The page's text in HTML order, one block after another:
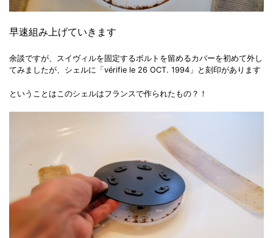
早速組み上げていきます
余談ですが、スイヴィルを固定するボルトを留めるカバーを初めて外し
てみましたが、シェルに「vérifie le 26 OCT. 1994」と刻印があります
ということはこのシェルはフランスで作られたもの？！